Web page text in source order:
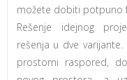
možete dobiti potpuno
Rešenje idejnog
rešenja u dve
prostorni raspored,